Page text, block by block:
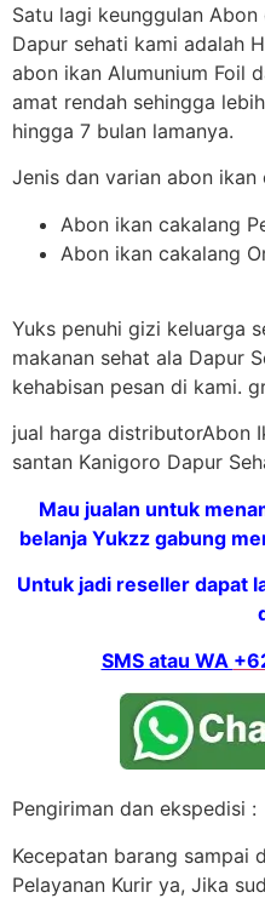
Satu lagi keunggulan
Dapur sehati kami adalah
abon ikan Alumunium Foil
amat rendah sehingga
hingga 7 bulan lamanya.
Jenis dan varian abon
Abon ikan cakalang
Abon ikan cakalang
Yuks penuhi gizi keluarga
makanan sehat ala Dapur
kehabisan pesan di kami.
jual harga distributorAbon
santan Kanigoro Dapur
Mau jualan untuk
belanja Yukzz gabung
Untuk jadi reseller dapat
SMS atau WA
Pengiriman dan ekspedisi :
Kecepatan barang sampai
Pelayanan Kurir ya, Jika